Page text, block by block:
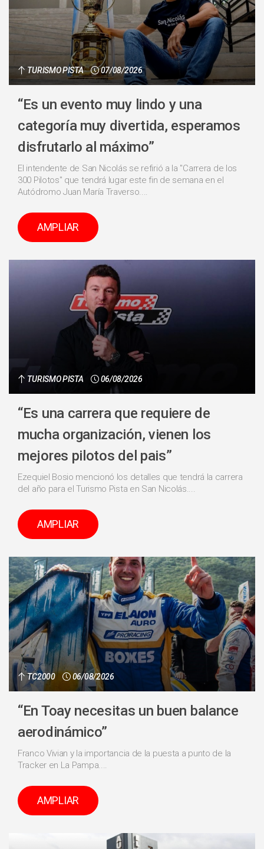
TURISMO PISTA 07/08/2026
“Es un evento muy lindo y una
categoría muy divertida, esperamos
disfrutarlo al máximo”
El intendente de San Nicolás se refirió a la "Carrera de los
300 Pilotos" que tendrá lugar este fin de semana en el
Autódromo Juan María Traverso....
AMPLIAR
TURISMO PISTA 06/08/2026
“Es una carrera que requiere de
mucha organización, vienen los
mejores pilotos del pais”
Ezequiel Bosio mencionó los detalles que tendrá la carrera
del año para el Turismo Pista en San Nicolás....
AMPLIAR
TC2000 06/08/2026
“En Toay necesitas un buen balance
aerodinámico”
Franco Vivian y la importancia de la puesta a punto de la
Tracker en La Pampa....
AMPLIAR